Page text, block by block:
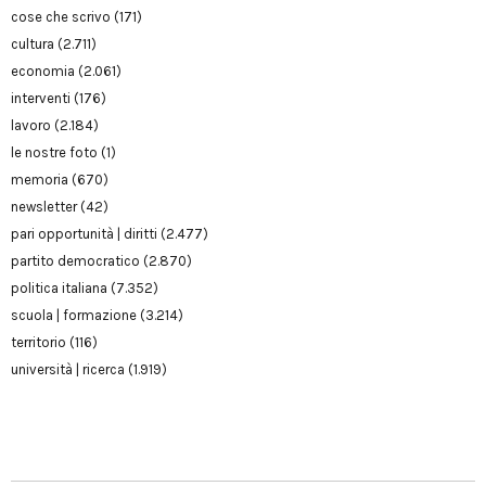
cose che scrivo (171)
cultura (2.711)
economia (2.061)
interventi (176)
lavoro (2.184)
le nostre foto (1)
memoria (670)
newsletter(42)
pari opportunità | diritti (2.477)
partito democratico (2.870)
politica italiana (7.352)
scuola | formazione (3.214)
territorio (116)
università | ricerca (1.919)